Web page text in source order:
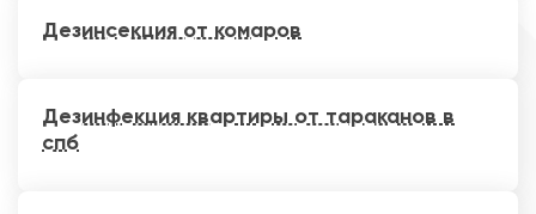
Дезинсекция от комаров
Дезинфекция квартиры от тараканов в
спб